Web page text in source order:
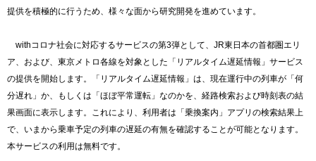
提供を積極的に行うため、様々な面から研究開発を進めています。
withコロナ社会に対応するサービスの第3弾として、JR東日本の首都圏エリ
ア、および、東京メトロ各線を対象とした「リアルタイム遅延情報」サービス
の提供を開始します。「リアルタイム遅延情報」は、現在運行中の列車が「何
分遅れ」か、もしくは「ほぼ平常運転」なのかを、経路検索および時刻表の結
果画面に表示します。これにより、利用者は「乗換案内」アプリの検索結果上
で、いまから乗車予定の列車の遅延の有無を確認することが可能となります。
本サービスの利用は無料です。